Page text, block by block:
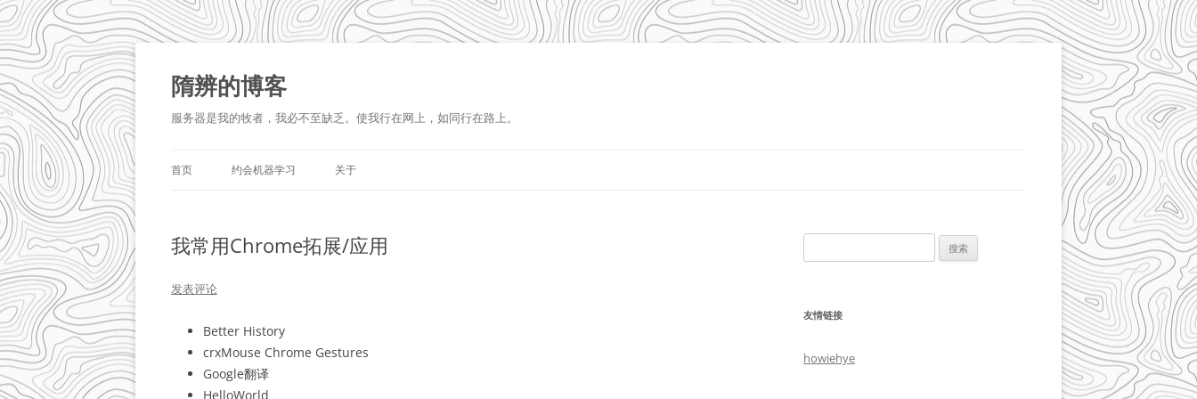
跳
正
文
隋辨的博客
服务器是我的牧者，我必不至缺乏。使我行在网上，如同行在路上。
首页 约会机器学习 关于
我常用Chrome拓展/应用
发表评论
Better History
crxMouse Chrome Gestures
Google翻译
HelloWorld
索：
友情链接
howiehye